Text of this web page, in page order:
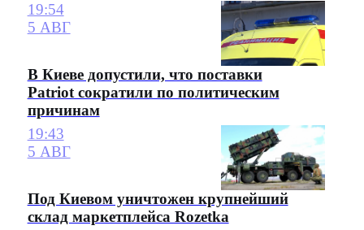
19:54
5 АВГ
В Киеве допустили, что поставки
Patriot сократили по политическим
причинам
19:43
5 АВГ
Под Киевом уничтожен крупнейший
склад маркетплейса Rozetka